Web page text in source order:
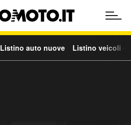
Listino auto nuove Listino veicoli